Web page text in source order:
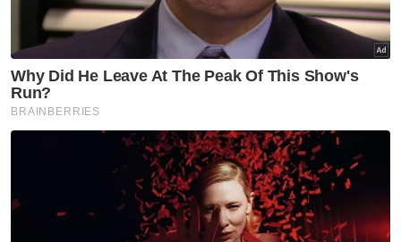
Artikel Berkaitan:
Polis minta bantuan orang ramai kesan lelaki hilang
Jangan buat musuh dengan Kelantan - Tun Faisal
'Jangan buat spekulasi' - Guan Eng
Baharudin berkata, tiada kelongsong peluru
dijumpai di tempat kejadian dan pengawal
kilang hanya mendengar bunyi mercun selain
hujan sepanjang hari.
"Siasatan dijalankan mendapati wanita